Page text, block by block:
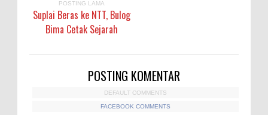
POSTING LAMA
Suplai Beras ke NTT, Bulog
Bima Cetak Sejarah
POSTING KOMENTAR
DEFAULT COMMENTS
FACEBOOK COMMENTS